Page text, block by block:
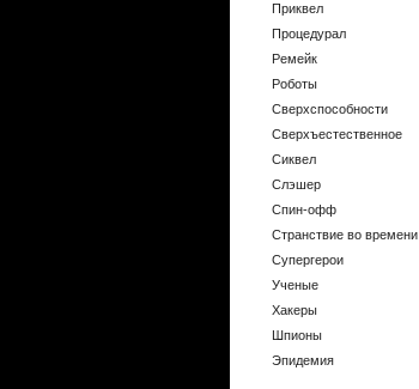
Приквел
Процедурал
Ремейк
Роботы
Сверхспособности
Сверхъестественное
Сиквел
Слэшер
Спин-офф
Странствие во времени
Супергерои
Ученые
Хакеры
Шпионы
Эпидемия